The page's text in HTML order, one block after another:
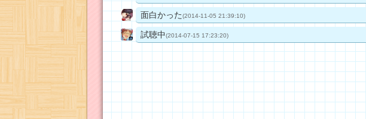
面白かった(2014-11-05 21:39:10)
試聴中(2014-07-15 17:23:20)